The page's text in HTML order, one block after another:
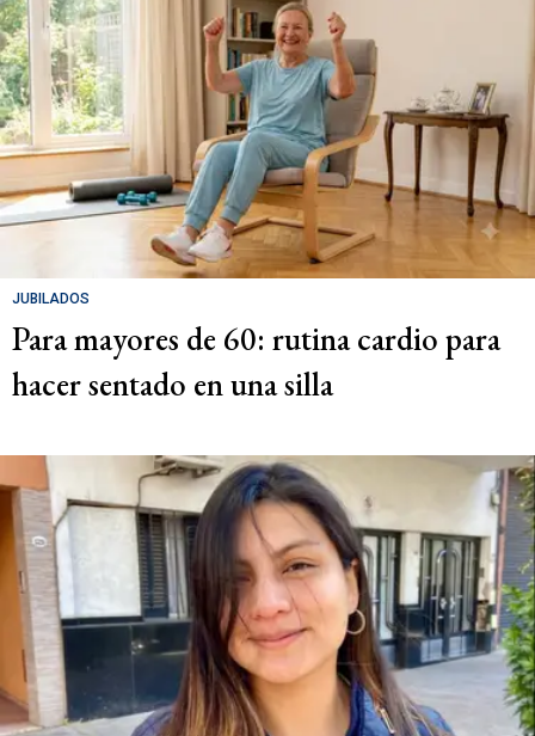
JUBILADOS
Para mayores de 60: rutina cardio para
hacer sentado en una silla